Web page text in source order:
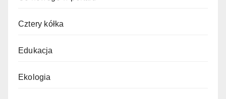
Cztery kółka
Edukacja
Ekologia